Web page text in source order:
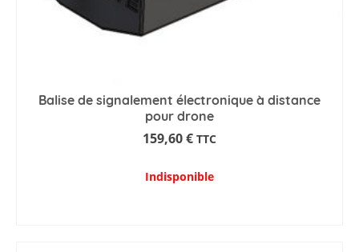
Balise de signalement électronique à distance
pour drone
159,60€ TTC
Indisponible